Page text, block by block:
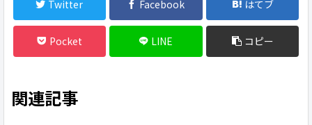
Twitter Facebook はてブ
Pocket LINE コピー
関連記事